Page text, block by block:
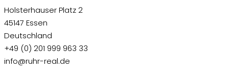
Holsterhauser Platz 2
45147 Essen
Deutschland
+49 (0) 201 999 963 33
info@ruhr-real.de